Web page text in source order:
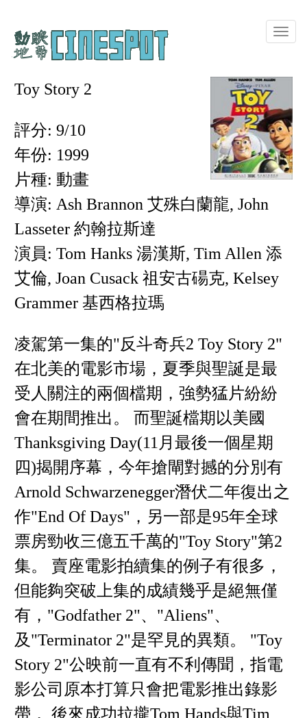
Toggle
Toy Story 2
評分: 9/10
年份: 1999
片種: 動畫
導演: Ash Brannon 艾殊白蘭龍, John
Lasseter 約翰拉斯達
演員: Tom Hanks 湯漢斯, Tim Allen 添
艾倫, Joan Cusack 祖安古碭克, Kelsey
Grammer 基西格拉瑪
凌駕第一集的"反斗奇兵2 Toy Story 2"
在北美的電影市場，夏季與聖誕是最
受人關注的兩個檔期，強勢猛片紛紛
會在期間推出。 而聖誕檔期以美國
Thanksgiving Day(11月最後一個星期
四)揭開序幕，今年搶閘對撼的分別有
Arnold Schwarzenegger潛伏二年復出之
作"End Of Days"，另一部是95年全球
票房勁收三億五千萬的"Toy Story"第2
集。 賣座電影拍續集的例子有很多，
但能夠突破上集的成績幾乎是絕無僅
有，"Godfather 2"、"Aliens"、
及"Terminator 2"是罕見的異類。 "Toy
Story 2"公映前一直有不利傳聞，指電
影公司原本打算只會把電影推出錄影
帶， 後來成功拉攏Tom Hands與Tim